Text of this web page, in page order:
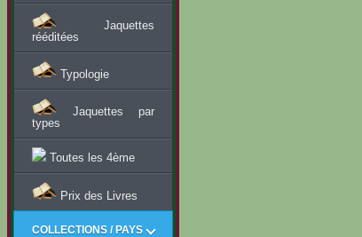
Jaquettes
rééditées
Typologie
Jaquettes par
types
Toutes les 4ème
Prix des Livres
COLLECTIONS / PAYS